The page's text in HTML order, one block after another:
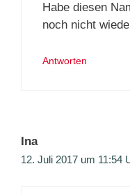
Habe diesen
noch nicht
Antworten
Ina
12. Juli 2017 um 11:54